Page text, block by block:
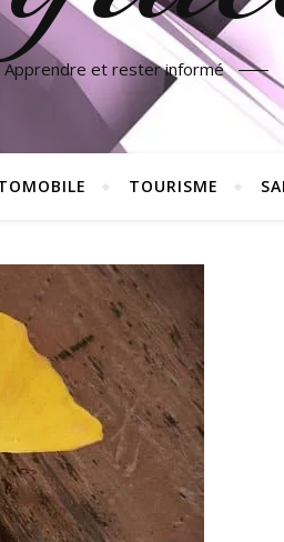
Apprendre et rester informé
TOURISME